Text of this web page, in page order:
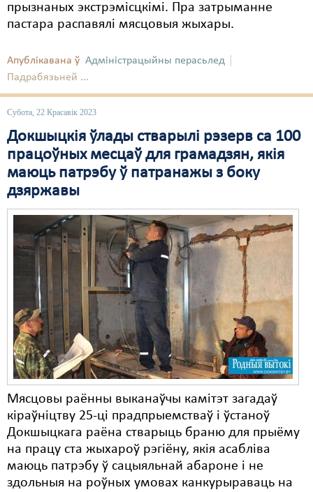
прызнаных экстрэмісцкімі. Пра затрыманне
пастара распавялі мясцовыя жыхары.
Апублікавана ў Адміністрацыйны перасьлед
Падрабязьней ...
Субота, 22 Красавік 2023
Докшыцкія ўлады стварылі рэзерв са 100
працоўных месцаў для грамадзян, якія
маюць патрэбу ў патранажы з боку
дзяржавы
Мясцовы раённы выканаўчы камітэт загадаў
кіраўніцтву 25-ці прадпрыемстваў і ўстаноў
Докшыцкага раёна стварыць браню для прыёму
на працу ста жыхароў рэгіёну, якія асабліва
маюць патрэбу ў сацыяльнай абароне і не
здольныя на роўных умовах канкурыраваць на